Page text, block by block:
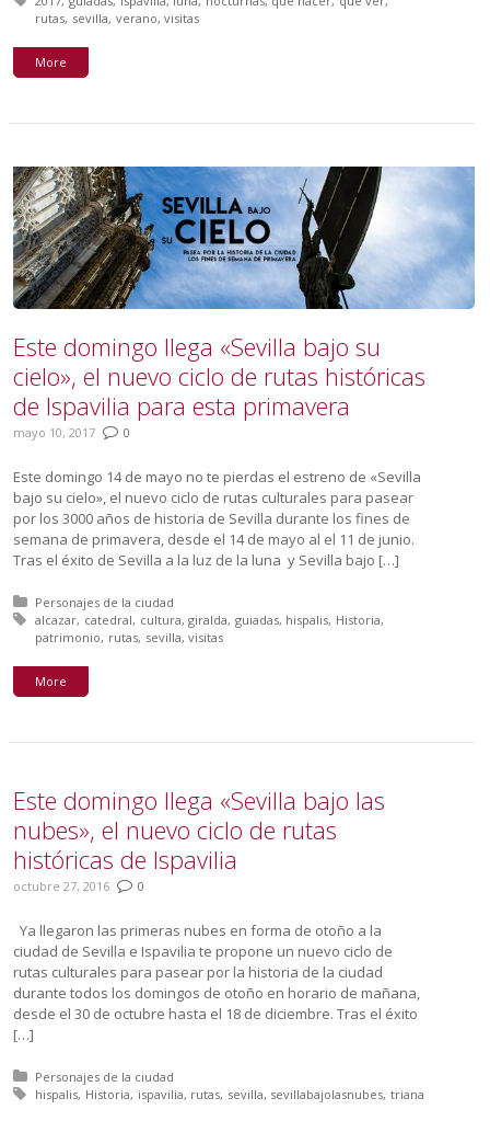
rutas sevilla verano visitas
More
Este domingo llega «Sevilla bajo su
cielo», el nuevo ciclo de rutas históricas
de Ispavilia para esta primavera
mayo 10, 2017 0
Este domingo 14 de mayo no te pierdas el estreno de «Sevilla
bajo su cielo», el nuevo ciclo de rutas culturales para pasear
por los 3000 años de historia de Sevilla durante los fines de
semana de primavera, desde el 14 de mayo al el 11 de junio.
Tras el éxito de Sevilla a la luz de la luna y Sevilla bajo […]
Posted in:
Personajes de la ciudad
Tagged with:
alcazar catedral cultura giralda guiadas hispalis Historia
patrimonio rutas sevilla visitas
More
Este domingo llega «Sevilla bajo las
nubes», el nuevo ciclo de rutas
históricas de Ispavilia
octubre 27, 2016 0
Ya llegaron las primeras nubes en forma de otoño a la
ciudad de Sevilla e Ispavilia te propone un nuevo ciclo de
rutas culturales para pasear por la historia de la ciudad
durante todos los domingos de otoño en horario de mañana,
desde el 30 de octubre hasta el 18 de diciembre. Tras el éxito
[…]
Posted in:
Personajes de la ciudad
Tagged with:
hispalis Historia ispavilia rutas sevilla sevillabajolasnubes triana